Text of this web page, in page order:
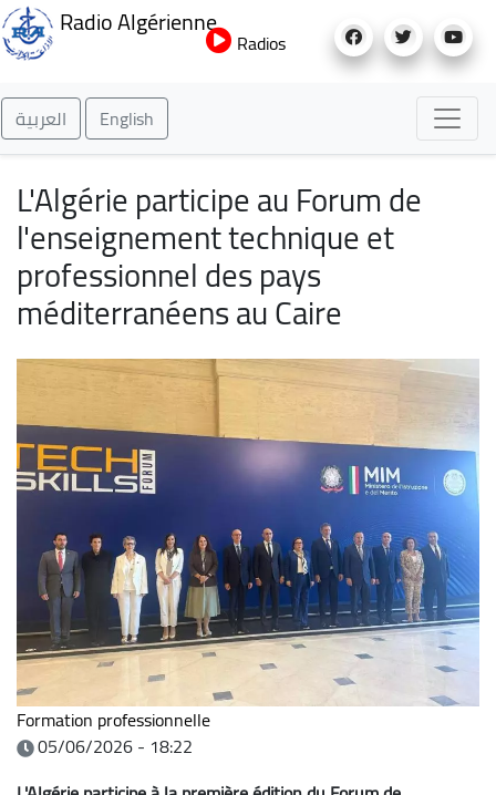
au
Radio Algérienne
Radios
العربية English
L'Algérie participe au Forum de
l'enseignement technique et
professionnel des pays
méditerranéens au Caire
Formation professionnelle
05/06/2026 - 18:22